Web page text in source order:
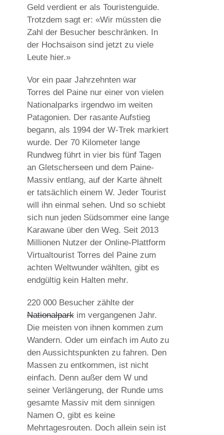
Geld verdient er als Touristenguide.
Trotzdem sagt er: «Wir müssten die
Zahl der Besucher beschränken. In
der Hochsaison sind jetzt zu viele
Leute hier.»
Vor ein paar Jahrzehnten war
Torres del Paine nur einer von vielen
Nationalparks irgendwo im weiten
Patagonien. Der rasante Aufstieg
begann, als 1994 der W-Trek markiert
wurde. Der 70 Kilometer lange
Rundweg führt in vier bis fünf Tagen
an Gletscherseen und dem Paine-
Massiv entlang, auf der Karte ähnelt
er tatsächlich einem W. Jeder Tourist
will ihn einmal sehen. Und so schiebt
sich nun jeden Südsommer eine lange
Karawane über den Weg. Seit 2013
Millionen Nutzer der Online-Plattform
Virtualtourist Torres del Paine zum
achten Weltwunder wählten, gibt es
endgültig kein Halten mehr.
220 000 Besucher zählte der
Nationalpark im vergangenen Jahr.
Die meisten von ihnen kommen zum
Wandern. Oder um einfach im Auto zu
den Aussichtspunkten zu fahren. Den
Massen zu entkommen, ist nicht
einfach. Denn außer dem W und
seiner Verlängerung, der Runde ums
gesamte Massiv mit dem sinnigen
Namen O, gibt es keine
Mehrtagesrouten. Doch allein sein ist